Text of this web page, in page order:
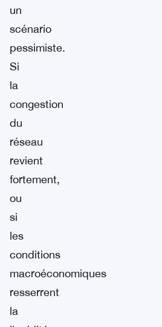
un
scénario
pessimiste.
Si
la
congestion
du
réseau
revient
fortement,
ou
si
les
conditions
macroéconomiques
resserrent
la